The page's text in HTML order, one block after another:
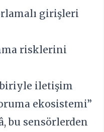
girişleri
risklerini
iletişim
ekosistemi”
bu sensörlerden